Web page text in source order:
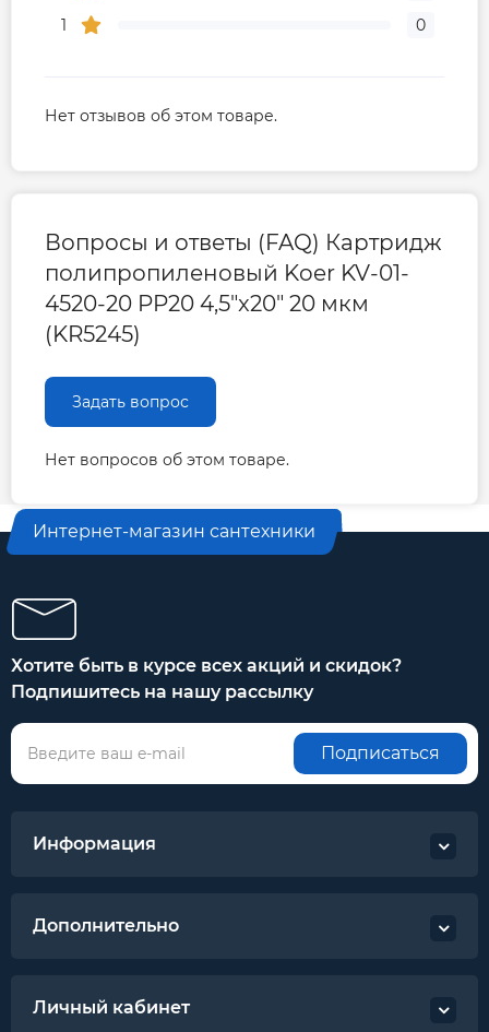
1
0
Нет отзывов об этом товаре.
Вопросы и ответы (FAQ) Картридж
полипропиленовый Koer KV-01-
4520-20 PP20 4,5"x20" 20 мкм
(KR5245)
Задать вопрос
Нет вопросов об этом товаре.
Интернет-магазин сантехники
Хотите быть в курсе всех акций и скидок?
Подпишитесь на нашу рассылку
Подписаться
Информация
Дополнительно
Личный кабинет